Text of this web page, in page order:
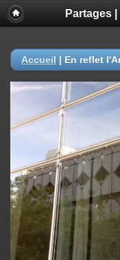
Partages
Accueil | En reflet